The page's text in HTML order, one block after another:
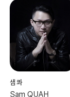
샘 콰
Sam QUAH